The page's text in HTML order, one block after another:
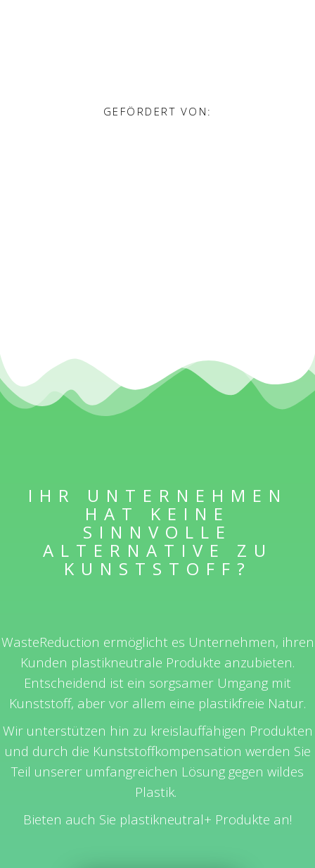
GEFÖRDERT VON:
IHR UNTERNEHMEN
HAT KEINE
SINNVOLLE
ALTERNATIVE ZU
KUNSTSTOFF?
WasteReduction ermöglicht es Unternehmen, ihren
Kunden plastikneutrale Produkte anzubieten.
Entscheidend ist ein sorgsamer Umgang mit
Kunststoff, aber vor allem eine plastikfreie Natur.
Wir unterstützen hin zu kreislauffähigen Produkten
und durch die Kunststoffkompensation werden Sie
Teil unserer umfangreichen Lösung gegen wildes
Plastik.
Bieten auch Sie plastikneutral+ Produkte an!